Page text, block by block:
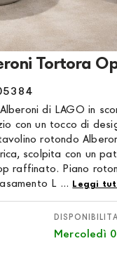
Tortora
di LAGO in
con un tocco di
rotondo
scolpita con un
raffinato. Piano
L ... Leggi
Mercoledì